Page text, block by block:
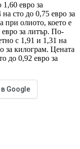
1,60 евро за
сто до 0,75 евро за
при олиото, което е
евро за литър. По-
с 1,91 и 1,31 на
за килограм. Цената
до 0,92 евро за
Google